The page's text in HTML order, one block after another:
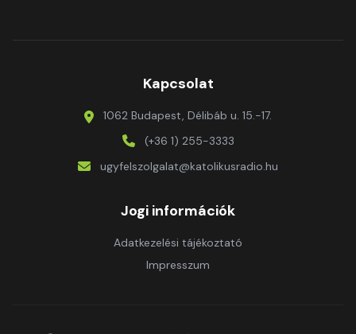
Kapcsolat
1062 Budapest, Délibáb u. 15.-17.
(+36 1) 255-3333
ugyfelszolgalat@katolikusradio.hu
Jogi információk
Adatkezelési tájékoztató
Impresszum